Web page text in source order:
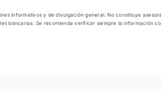
informativos y de divulgación general. No constituye
bancarias. Se recomienda verificar siempre la información